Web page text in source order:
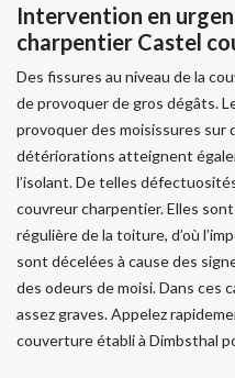
Intervention en
charpentier Castel
Des fissures au niveau de la
de provoquer de gros dégâts.
provoquer des moisissures sur
détériorations atteignent
l’isolant. De telles
couvreur charpentier. Elles
régulière de la toiture, d’où
sont décelées à cause des
des odeurs de moisi. Dans ces
assez graves. Appelez
couverture établi à Dimbsthal